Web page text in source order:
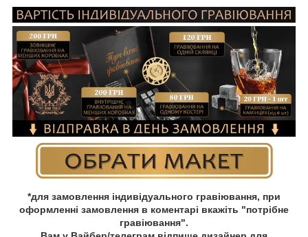
*для замовлення індивідуального гравіювання, при
оформленні замовлення в коментарі вкажіть "потрібне
гравіювання".